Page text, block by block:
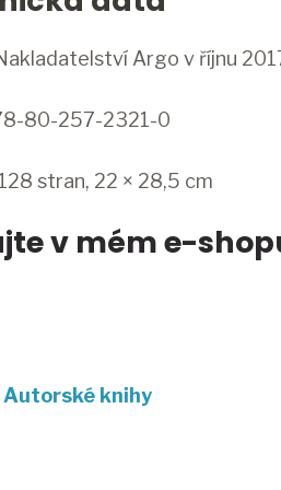
Argo v říjnu
80-257-2321-0
stran, 22 × 28,5 cm
v mém e-
knihy